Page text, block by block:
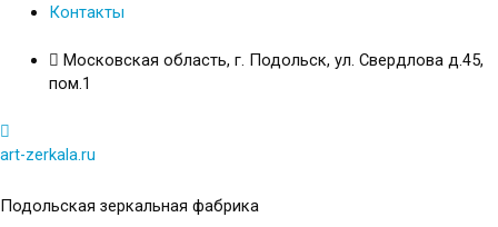
Контакты
Московская область, г. Подольск, ул. Свердлова д.45,
пом.1
art-zerkala.ru
Подольская зеркальная фабрика